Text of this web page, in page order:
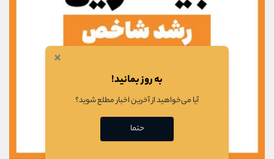
×
به روز بمانید!
آیا می‌خواهید از آخرین اخبار مطلع شوید؟
حتما